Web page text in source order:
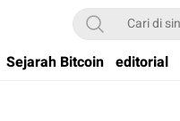
di Indonesia
Sejarah Bitcoin editorial